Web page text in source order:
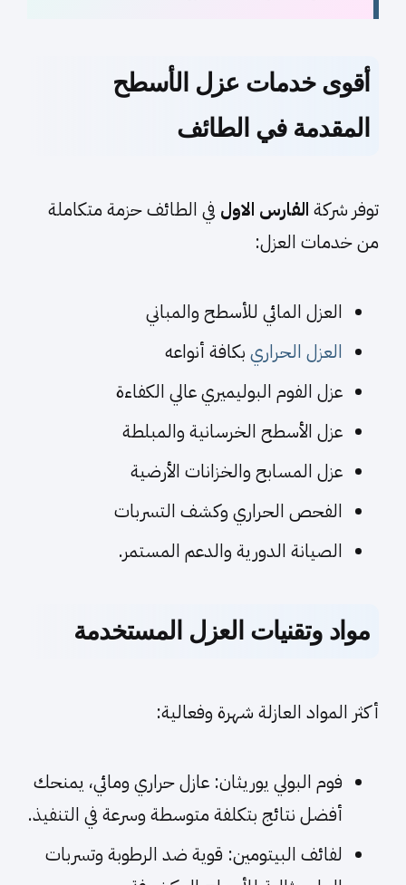
أقوى خدمات عزل الأسطح
المقدمة في الطائف
توفر شركة الفارس الاول في الطائف حزمة متكاملة
من خدمات العزل:
العزل المائي للأسطح والمباني
العزل الحراري بكافة أنواعه
عزل الفوم البوليميري عالي الكفاءة
عزل الأسطح الخرسانية والمبلطة
عزل المسابح والخزانات الأرضية
الفحص الحراري وكشف التسربات
الصيانة الدورية والدعم المستمر.
مواد وتقنيات العزل المستخدمة
أكثر المواد العازلة شهرة وفعالية:
فوم البولي يوريثان: عازل حراري ومائي، يمنحك
أفضل نتائج بتكلفة متوسطة وسرعة في التنفيذ.
لفائف البيتومين: قوية ضد الرطوبة وتسربات